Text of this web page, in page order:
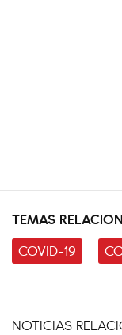
TEMAS
COVID-19
NOTICIAS